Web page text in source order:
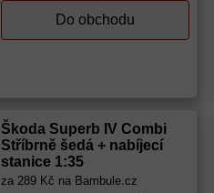
sběratele, ale i mladé
automobilové nadšence. Tento
elegantní bílý vůz, vyrobený z
Do obchodu
Škoda Superb IV Combi
Stříbrně šedá + nabíjecí
stanice 1:35
za 289 Kč na Bambule.cz